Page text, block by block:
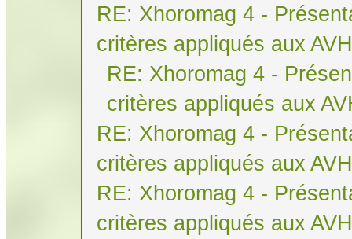
RE: Xhoromag 4 -
critères appliqués aux AVH
RE: Xhoromag 4 -
critères appliqués aux
RE: Xhoromag 4 -
critères appliqués aux AVH
RE: Xhoromag 4 -
critères appliqués aux AVH